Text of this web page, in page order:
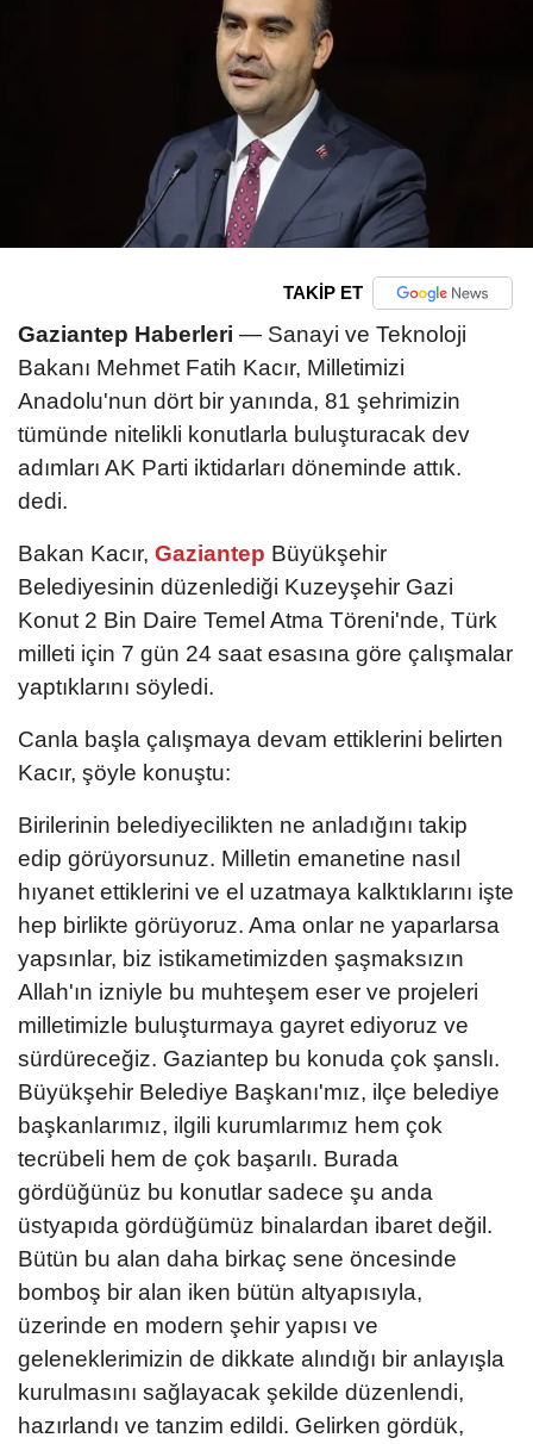
TAKİP ET
Gaziantep Haberleri — Sanayi ve Teknoloji
Bakanı Mehmet Fatih Kacır, Milletimizi
Anadolu'nun dört bir yanında, 81 şehrimizin
tümünde nitelikli konutlarla buluşturacak dev
adımları AK Parti iktidarları döneminde attık.
dedi.
Bakan Kacır, Gaziantep Büyükşehir
Belediyesinin düzenlediği Kuzeyşehir Gazi
Konut 2 Bin Daire Temel Atma Töreni'nde, Türk
milleti için 7 gün 24 saat esasına göre çalışmalar
yaptıklarını söyledi.
Canla başla çalışmaya devam ettiklerini belirten
Kacır, şöyle konuştu:
Birilerinin belediyecilikten ne anladığını takip
edip görüyorsunuz. Milletin emanetine nasıl
hıyanet ettiklerini ve el uzatmaya kalktıklarını işte
hep birlikte görüyoruz. Ama onlar ne yaparlarsa
yapsınlar, biz istikametimizden şaşmaksızın
Allah'ın izniyle bu muhteşem eser ve projeleri
milletimizle buluşturmaya gayret ediyoruz ve
sürdüreceğiz. Gaziantep bu konuda çok şanslı.
Büyükşehir Belediye Başkanı'mız, ilçe belediye
başkanlarımız, ilgili kurumlarımız hem çok
tecrübeli hem de çok başarılı. Burada
gördüğünüz bu konutlar sadece şu anda
üstyapıda gördüğümüz binalardan ibaret değil.
Bütün bu alan daha birkaç sene öncesinde
bomboş bir alan iken bütün altyapısıyla,
üzerinde en modern şehir yapısı ve
geleneklerimizin de dikkate alındığı bir anlayışla
kurulmasını sağlayacak şekilde düzenlendi,
hazırlandı ve tanzim edildi. Gelirken gördük,